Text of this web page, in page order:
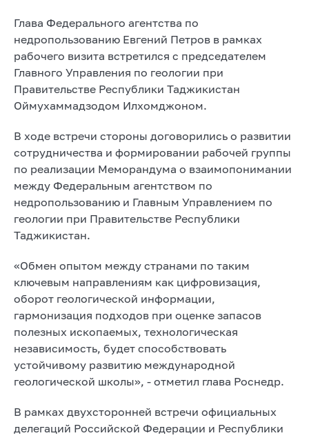
Глава Федерального агентства по
недропользованию Евгений Петров в рамках
рабочего визита встретился с председателем
Главного Управления по геологии при
Правительстве Республики Таджикистан
Оймухаммадзодом Илхомджоном.
В ходе встречи стороны договорились о развитии
сотрудничества и формировании рабочей группы
по реализации Меморандума о взаимопонимании
между Федеральным агентством по
недропользованию и Главным Управлением по
геологии при Правительстве Республики
Таджикистан.
«Обмен опытом между странами по таким
ключевым направлениям как цифровизация,
оборот геологической информации,
гармонизация подходов при оценке запасов
полезных ископаемых, технологическая
независимость, будет способствовать
устойчивому развитию международной
геологической школы», - отметил глава Роснедр.
В рамках двухсторонней встречи официальных
делегаций Российской Федерации и Республики